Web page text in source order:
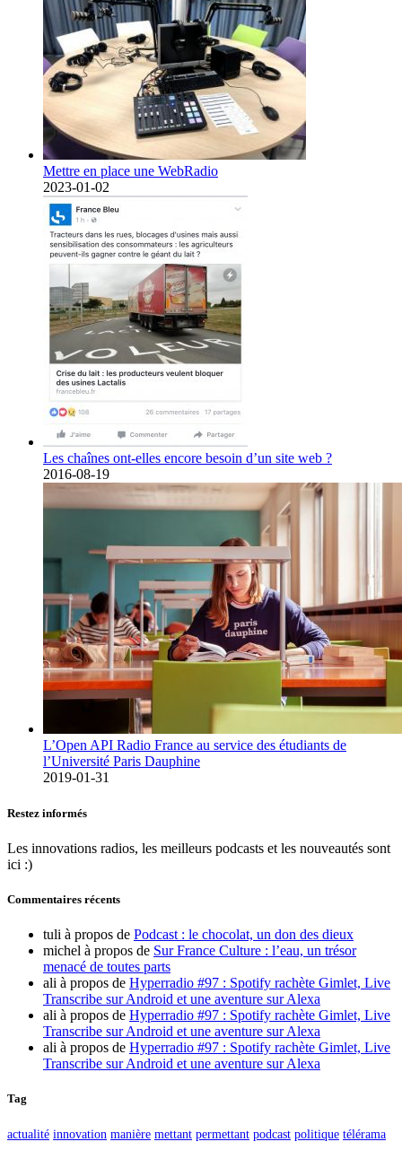
Mettre en place une WebRadio
2023-01-02
Les chaînes ont-elles encore besoin d’un site web ?
2016-08-19
L’Open API Radio France au service des étudiants de
l’Université Paris Dauphine
2019-01-31
Restez informés
Les innovations radios, les meilleurs podcasts et les nouveautés sont
ici :)
Commentaires récents
tuli à propos de Podcast : le chocolat, un don des dieux
michel à propos de Sur France Culture : l’eau, un trésor
menacé de toutes parts
ali à propos de Hyperradio #97 : Spotify rachète Gimlet, Live
Transcribe sur Android et une aventure sur Alexa
ali à propos de Hyperradio #97 : Spotify rachète Gimlet, Live
Transcribe sur Android et une aventure sur Alexa
ali à propos de Hyperradio #97 : Spotify rachète Gimlet, Live
Transcribe sur Android et une aventure sur Alexa
Tag
actualité innovation manière mettant permettant podcast politique télérama